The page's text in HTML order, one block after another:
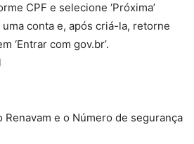
CPF e selecione ‘Próxima’
conta e, após criá-la, retorne
‘Entrar com gov.br’.
e o Número de segurança